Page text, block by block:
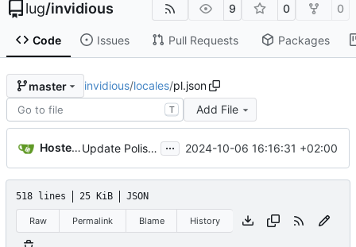
lug/invidious 9 0 0
Code Issues Pull Requests Packages
master invidious/locales/pl.json
T Add File
Hosted Weblate Update Polish translation ... 2024-10-06 16:16:31 +02:00
518 lines 25 KiB JSON
Raw Permalink Blame History